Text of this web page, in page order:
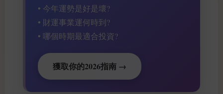
• 今年運勢是好是壞?
• 財運事業運何時到?
• 哪個時期最適合投資?
獲取你的2026指南 →